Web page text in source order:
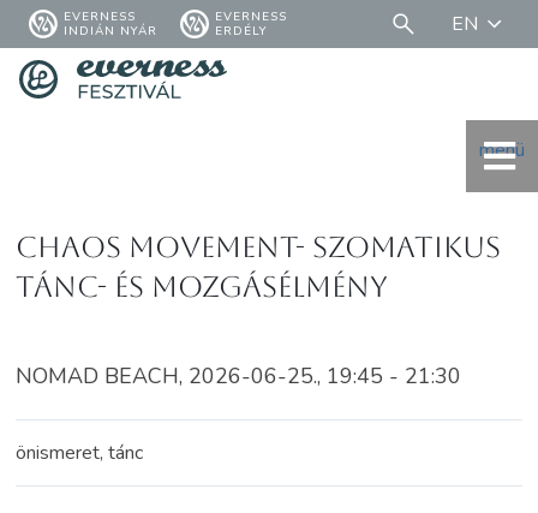
EVERNESS
INDIÁN NYÁR
EVERNESS
ERDÉLY
EN
menü
Chaos Movement- Szomatikus
tánc- és mozgásélmény
NOMAD BEACH, 2026-06-25., 19:45 - 21:30
önismeret, tánc